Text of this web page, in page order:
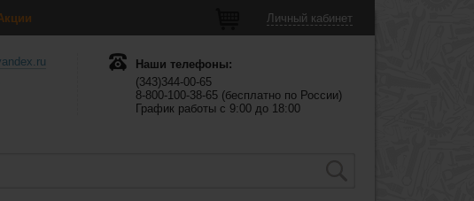
Личный кабинет
Наши телефоны:
(343)344-00-65
8-800-100-38-65 (бесплатно по России)
График работы с 9:00 до 18:00